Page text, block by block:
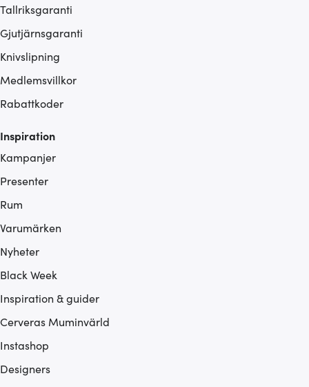
Tallriksgaranti
Gjutjärnsgaranti
Knivslipning
Medlemsvillkor
Rabattkoder
Inspiration
Kampanjer
Presenter
Rum
Varumärken
Nyheter
Black Week
Inspiration & guider
Cerveras Muminvärld
Instashop
Designers